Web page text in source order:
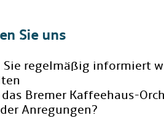
Sie uns
Sie regelmäßig informiert
Bremer Kaffeehaus-
Anregungen?